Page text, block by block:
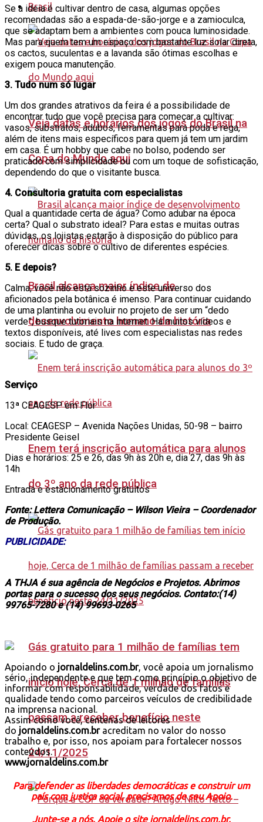
Brasil
Veja datas e horários dos jogos do Brasil na
Copa do Mundo aqui
Brasil alcança maior índice de
desenvolvimento humano da história
Enem terá inscrição automática para alunos
do 3º ano da rede pública
Gás gratuito para 1 milhão de famílias tem
início hoje, Cerca de 1 milhão de famílias
passam a receber benefício neste
24/11/2025
Se a ideia é cultivar dentro de casa, algumas opções
recomendadas são a espada-de-são-jorge e a zamioculca,
que se adaptam bem a ambientes com pouca luminosidade.
Mas para quem tem um espaço com bastante luz solar direta,
os cactos, suculentas e a lavanda são ótimas escolhas e
exigem pouca manutenção.
3. Tudo num só lugar
Um dos grandes atrativos da feira é a possibilidade de
encontrar tudo que você precisa para começar a cultivar:
vasos, substratos, adubos, ferramentas para poda e rega,
além de itens mais específicos para quem já tem um jardim
em casa. É um hobby que cabe no bolso, podendo ser
praticado com simplicidade ou com um toque de sofisticação,
dependendo do que o visitante busca.
4. Consultoria gratuita com especialistas
Qual a quantidade certa de água? Como adubar na época
certa? Qual o substrato ideal? Para estas e muitas outras
dúvidas, os lojistas estarão à disposição do público para
oferecer dicas sobre o cultivo de diferentes espécies.
5. E depois?
Calma, você não está sozinho e este universo dos
aficionados pela botânica é imenso. Para continuar cuidando
de uma plantinha ou evoluir no projeto de ser um “dedo
verde”, busque tutoriais na internet. Há muitos vídeos e
textos disponíveis, até lives com especialistas nas redes
sociais. E tudo de graça.
Serviço
‎13ª CEAGESP em Flor
Local: CEAGESP – Avenida Nações Unidas, 50-98 – bairro
‎Presidente Geisel
Dias e horários: 25 e 26, das 9h às 20h e, dia 27, das 9h às
14h‎
Entrada e estacionamento gratuitos
Fonte: Lettera Comunicação – Wilson Vieira – Coordenador
de Produção.
PUBLICIDADE:
A THJA é sua agência de Negócios e Projetos. Abrimos
portas para o sucesso dos seus negócios. Contato:(14)
99765-7280 e (14) 99693-0265
Apoiando o jornaldelins.com.br, você apoia um jornalismo
sério, independente e que tem como princípio o objetivo de
informar com responsabilidade, verdade dos fatos e
qualidade tendo como parceiros veículos de credibilidade
na imprensa nacional.
Assim como você, centenas de leitores
do jornaldelins.com.bracreditam no valor do nosso
trabalho e, por isso, nos apoiam para fortalecer nossos
conteúdos.
www.jornaldelins.com.br
Para defender as liberdades democráticas e construir um
país com justiça social, precisamos de seu Apoio.
Junte-se a nós. Apoie o site jornaldelins.com.br.